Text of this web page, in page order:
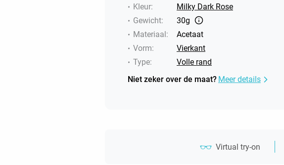
Kleur:
Milky Dark Rose
Gewicht:
30g
Materiaal:
Acetaat
Vorm:
Vierkant
Type:
Volle rand
Niet zeker over de maat? Meer details
Virtual try-on